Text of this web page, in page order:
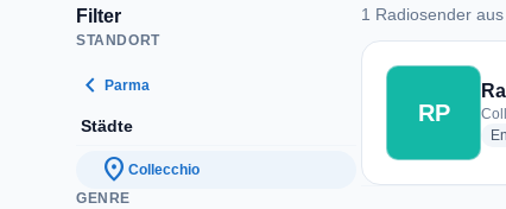
Filter
STANDORT
chevron_left Parma
Städte
location_on Collecchio
GENRE
1 Radiosender
1 Radiosender
RP